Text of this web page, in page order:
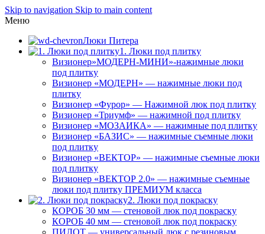
Skip to navigation Skip to main content
Меню
Люки Питера
1. Люки под плитку
Визионер»МОДЕРН-МИНИ»-нажимные люки
под плитку
Визионер «МОДЕРН» — нажимные люки под
плитку
Визионер «Фурор» — Нажимной люк под плитку
Визионер «Триумф» — нажимной под плитку
Визионер «МОЗАИКА» — нажимные под плитку
Визионер «БАЗИС» — нажимные съемные люки
под плитку
Визионер «ВЕКТОР» — нажимные съемные люки
под плитку
Визионер «ВЕКТОР 2.0» — нажимные съемные
люки под плитку ПРЕМИУМ класса
2. Люки под покраску
КОРОБ 30 мм — стеновой люк под покраску
КОРОБ 40 мм — стеновой люк под покраску
ПИЛОТ — универсальный люк с резиновым